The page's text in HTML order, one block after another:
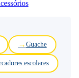
Guache
escolares